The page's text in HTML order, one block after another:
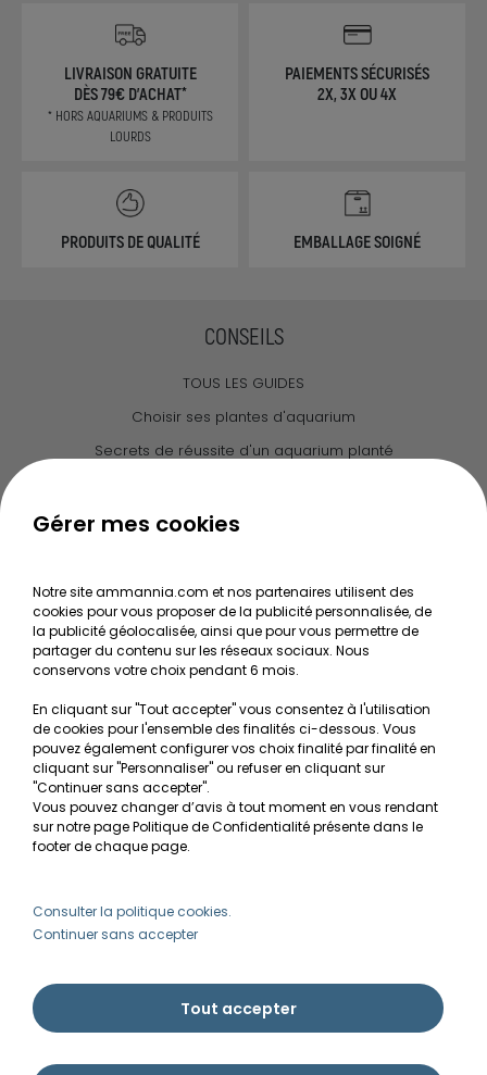
LIVRAISON GRATUITE
DÈS 79€ D'ACHAT*
* HORS AQUARIUMS & PRODUITS
LOURDS
PAIEMENTS SÉCURISÉS
2X, 3X OU 4X
PRODUITS DE QUALITÉ EMBALLAGE SOIGNÉ
CONSEILS
TOUS LES GUIDES
Choisir ses plantes d'aquarium
Secrets de réussite d'un aquarium planté
Le journal d'Ammannia
Recherche de Notices de produits
Mentions légales
Conditions générales de vente
RGPD
MON COMPTE
Avantages
Créer un compte client
Besoin d'aide ?
Gérer mes cookies
Notre site ammannia.com et nos partenaires utilisent des
cookies pour vous proposer de la publicité personnalisée, de
la publicité géolocalisée, ainsi que pour vous permettre de
partager du contenu sur les réseaux sociaux. Nous
conservons votre choix pendant 6 mois.
En cliquant sur "Tout accepter" vous consentez à l'utilisation
de cookies pour l'ensemble des finalités ci-dessous. Vous
pouvez également configurer vos choix finalité par finalité en
cliquant sur "Personnaliser" ou refuser en cliquant sur
"Continuer sans accepter".
Vous pouvez changer d’avis à tout moment en vous rendant
sur notre page Politique de Confidentialité présente dans le
footer de chaque page.
Consulter la politique cookies.
Continuer sans accepter
Tout accepter